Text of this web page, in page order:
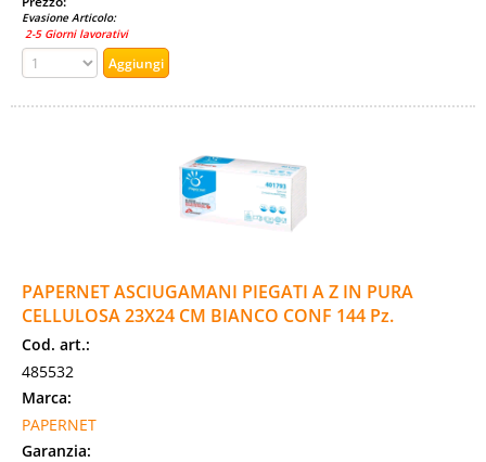
Evasione Articolo:
2-5 Giorni lavorativi
PAPERNET ASCIUGAMANI PIEGATI A Z IN PURA
CELLULOSA 23X24 CM BIANCO CONF 144 Pz.
Cod. art.:
485532
Marca:
PAPERNET
Garanzia: